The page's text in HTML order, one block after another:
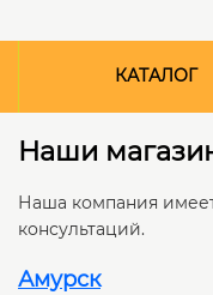
КАТАЛОГ
Наши
Наша компания
консультаций.
Амурск